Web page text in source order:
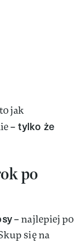
jak
– tylko że
po
– najlepiej po
się na